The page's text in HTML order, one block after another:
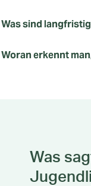
Was sind
Woran erkennt
Was